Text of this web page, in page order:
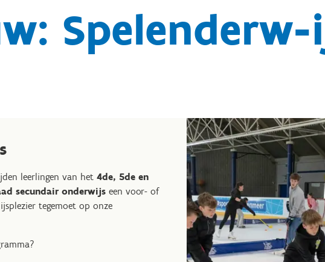
Spelenderw-
leerlingen van het 4de, 5de en
secundair onderwijs een voor- of
tegemoet op onze